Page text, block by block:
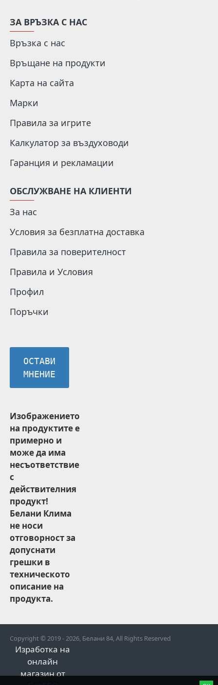
ЗА ВРЪЗКА С НАС
Връзка с нас
Връщане на продукти
Карта на сайта
Марки
Правила за игрите
Калкулатор за въздуховоди
Гаранция и рекламации
ОБСЛУЖВАНЕ НА КЛИЕНТИ
За нас
Условия за безплатна доставка
Правила за поверителност
Правила и Условия
Профил
Поръчки
ОСТАВИ
МНЕНИЕ
Изображението
на продуктите е
примерно и
може да има
несъответствие
с
действителния
продукт!
Белани Клима
не носи
отговорност за
допуснати
грешки в
техническото
описание на
продукта.
Copyright © 2019 - 2026, Белани 84, All Rights Reserved
Изработка на
онлайн
магазин от